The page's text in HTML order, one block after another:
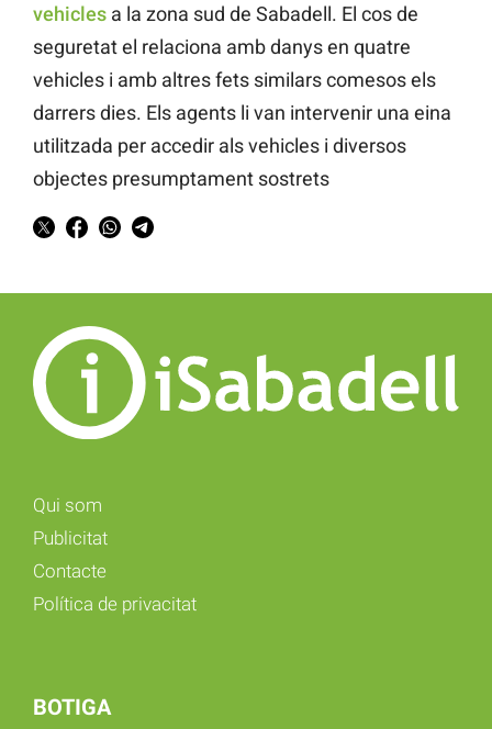
vehicles a la zona sud de Sabadell. El cos de
seguretat el relaciona amb danys en quatre
vehicles i amb altres fets similars comesos els
darrers dies. Els agents li van intervenir una eina
utilitzada per accedir als vehicles i diversos
objectes presumptament sostrets
Qui som
Publicitat
Contacte
Política de privacitat
BOTIGA